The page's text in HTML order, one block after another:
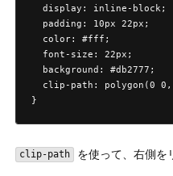
  display: inline-block;
  padding: 10px 22px;
  color: #fff;
  font-size: 22px;
  background: #db2777;
clip-path: polygon(0
}
clip-path を使って、右側を